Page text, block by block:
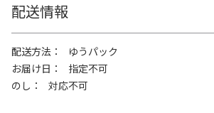
配送情報
配送方法
ゆうパック
お届け日
指定不可
のし
対応不可